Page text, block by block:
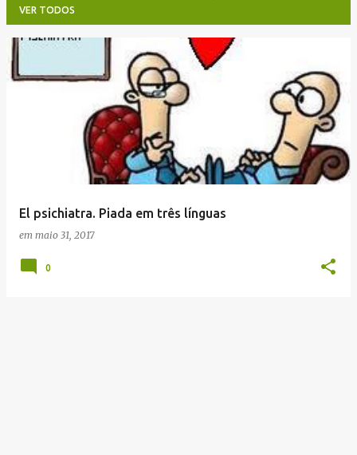
VER TODOS
P
o
El psichiatra. Piada em três línguas
em maio 31, 2017
0